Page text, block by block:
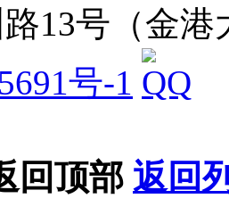
13号（金
号-1
回顶部 返回